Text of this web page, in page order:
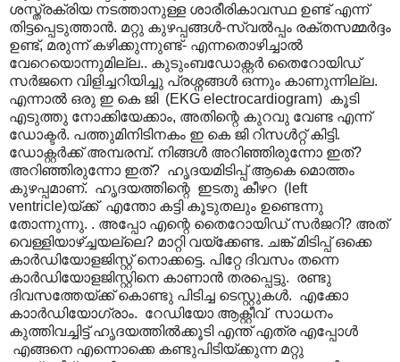
ശസ്ത്രക്രിയ നടത്താനുള്ള ശാരീരികാവസ്ഥ ഉണ്ട് എന്ന്
തിട്ടപ്പെടുത്താൻ. മറ്റു കുഴപ്പങ്ങൾ-സ്വൽ‌പ്പം രക്തസമ്മർദ്ദം
ഉണ്ട്, മരുന്ന് കഴിക്കുന്നുണ്ട്- എന്നതൊഴിച്ചാൽ
വേറെയൊന്നുമില്ല.. കുടുംബഡോക്റ്റർ തൈറോയിഡ്
സർജനെ വിളിച്ചറിയിച്ചു പ്രശ്നങ്ങൾ ഒന്നും കാണുന്നില്ല.
എന്നാൽ ഒരു ഇ കെ ജി (EKG electrocardiogram) കൂടി
എടുത്തു നോക്കിയേക്കാം, അതിന്റെ കുറവു വേണ്ട എന്ന്
ഡോക്ടർ. പത്തുമിനിടിനകം ഇ കെ ജി റിസൾറ്റ് കിട്ടി.
ഡോക്റ്റർക്ക് അമ്പരമ്പ്. നിങ്ങൾ അറിഞ്ഞിരുന്നോ ഇത്?
അറിഞ്ഞിരുന്നോ ഇത്? ഹൃദയമിടിപ്പ് ആകെ മൊത്തം
കുഴപ്പമാണ്. ഹൃദയത്തിന്റെ ഇടതു കീഴറ (left
ventricle)യ്ക്ക് എന്തോ കട്ടി കൂടുതലും ഉണ്ടെന്നു
തോന്നുന്നു. . അപ്പോ എന്റെ തൈറോയിഡ് സർജറി? അത്
വെള്ളിയാഴ്ച്ചയല്ലെ? മാറ്റി വയ്ക്കേണ്ട. ചങ്ക് മിടിപ്പ് ഒക്കെ
കാർഡിയോളജിസ്റ്റ് നൊക്കട്ടെ. പിറ്റേ ദിവസം തന്നെ
കാർഡിയോളജിസ്റ്റിനെ കാണാൻ തരപ്പെട്ടു. രണ്ടു
ദിവസത്തേയ്ക്ക് കൊണ്ടു പിടിച്ച ടെസ്റ്റുകൾ. എക്കോ
കാ‍ാർഡിയോഗ്രാം. റേഡിയോ ആക്റ്റീവ് സാധനം
കുത്തിവച്ചിട്ട് ഹൃദയത്തിൽക്കൂടി എന്ത് എത്ര എപ്പോൾ
എങ്ങനെ എന്നൊക്കെ കണ്ടുപിടിയ്ക്കുന്ന മറ്റു